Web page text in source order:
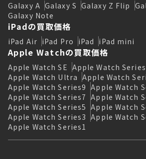
Galaxy A Galaxy S Galaxy Z Flip
Galaxy Note
iPadの買取価格
iPad Air iPad Pro iPad iPad mini
Apple Watchの買取価格
Apple Watch SE Apple Watch
Apple Watch Ultra Apple Watch
Apple Watch Series9 Apple Watch
Apple Watch Series7 Apple Watch
Apple Watch Series5 Apple Watch
Apple Watch Series3 Apple Watch
Apple Watch Series1